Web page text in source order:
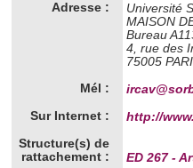
Adresse :
Université
MAISON
Bureau
4, rue des
75005
Mél :
Sur Internet :
http://
Structure(s) de
rattachement :
ED 267 -